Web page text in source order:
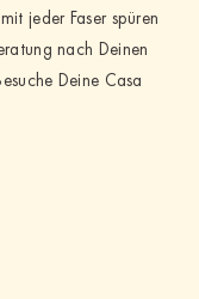
jeder Faser spüren
nach Deinen
Deine Casa